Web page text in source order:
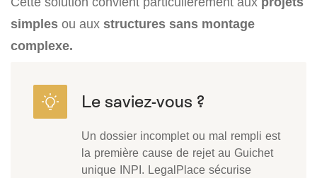
simples ou aux structures sans montage
complexe.
Un dossier incomplet ou mal rempli est
la première cause de rejet au Guichet
unique INPI. LegalPlace sécurise